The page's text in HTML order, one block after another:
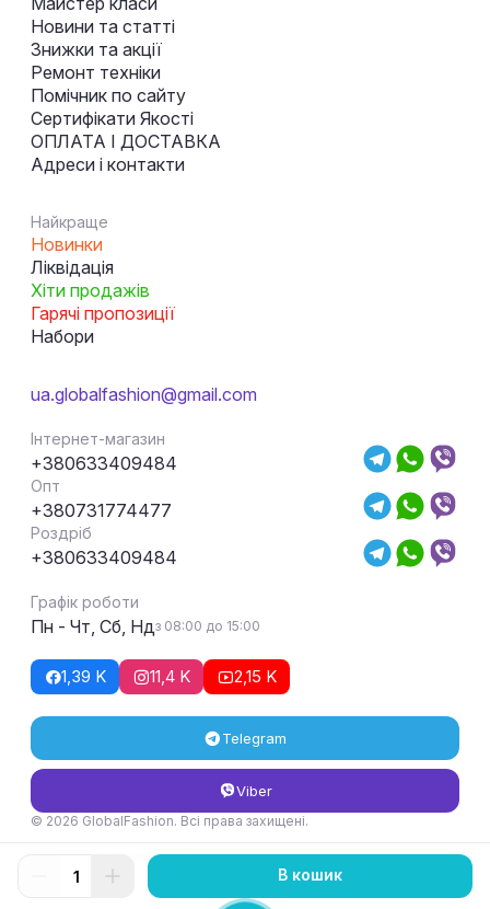
Новини та статті
Знижки та акції
Ремонт техніки
Помічник по сайту
Сертифікати Якості
ОПЛАТА І ДОСТАВКА
Адреси і контакти
Найкраще
Новинки
Ліквідація
Хіти продажів
Гарячі пропозиції
Набори
ua.globalfashion@gmail.com
Інтернет-магазин
+380633409484
Опт
+380731774477
Роздріб
+380633409484
Графік роботи
Пн - Чт, Сб, Ндз 08:00 до 15:00
1,39 K 11,4 K 2,15 K
Telegram
Viber
© 2026 GlobalFashion. Всі права захищені.
Умови повернення та обміну товару
В кошик